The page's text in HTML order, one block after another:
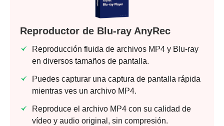
Reproductor de Blu-ray AnyRec
Reproducción fluida de archivos MP4 y Blu-ray
en diversos tamaños de pantalla.
Puedes capturar una captura de pantalla rápida
mientras ves un archivo MP4.
Reproduce el archivo MP4 con su calidad de
vídeo y audio original, sin compresión.